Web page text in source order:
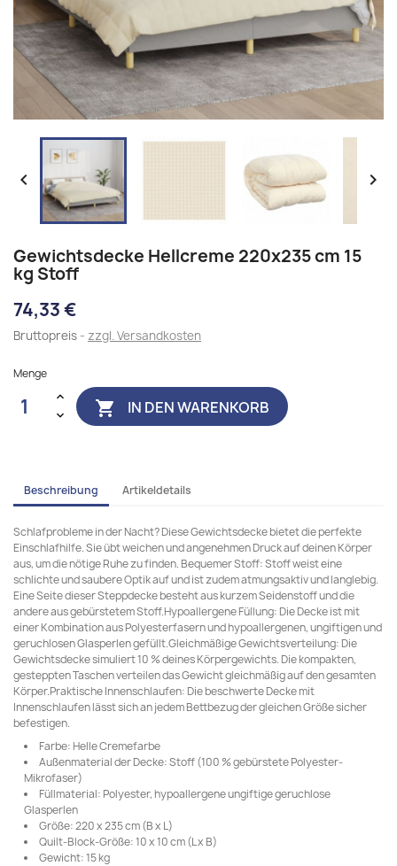
 
Gewichtsdecke Hellcreme 220x235 cm 15
kg Stoff
74,33 €
Bruttopreis zzgl. Versandkosten
Menge
 IN DEN WARENKORB
Beschreibung Artikeldetails
Schlafprobleme in der Nacht? Diese Gewichtsdecke bietet die perfekte
Einschlafhilfe. Sie übt weichen und angenehmen Druck auf deinen Körper
aus, um die nötige Ruhe zu finden. Bequemer Stoff: Stoff weist eine
schlichte und saubere Optik auf und ist zudem atmungsaktiv und langlebig.
Eine Seite dieser Steppdecke besteht aus kurzem Seidenstoff und die
andere aus gebürstetem Stoff.Hypoallergene Füllung: Die Decke ist mit
einer Kombination aus Polyesterfasern und hypoallergenen, ungiftigen und
geruchlosen Glasperlen gefüllt.Gleichmäßige Gewichtsverteilung: Die
Gewichtsdecke simuliert 10 % deines Körpergewichts. Die kompakten,
gesteppten Taschen verteilen das Gewicht gleichmäßig auf den gesamten
Körper.Praktische Innenschlaufen: Die beschwerte Decke mit
Innenschlaufen lässt sich an jedem Bettbezug der gleichen Größe sicher
befestigen.
Farbe: Helle Cremefarbe
Außenmaterial der Decke: Stoff (100 % gebürstete Polyester-
Mikrofaser)
Füllmaterial: Polyester, hypoallergene ungiftige geruchlose
Glasperlen
Größe: 220 x 235 cm (B x L)
Quilt-Block-Größe: 10 x 10 cm (L x B)
Gewicht: 15 kg